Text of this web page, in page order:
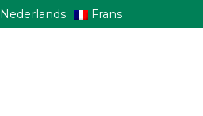
Nederlands Frans